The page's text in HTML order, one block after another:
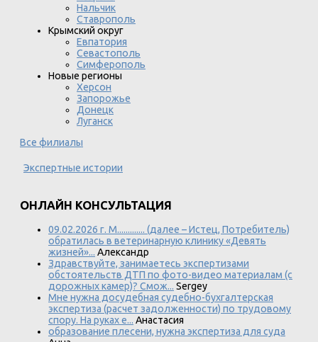
Нальчик
Ставрополь
Крымский округ
Евпатория
Севастополь
Симферополь
Новые регионы
Херсон
Запорожье
Донецк
Луганск
Все филиалы
Экспертные истории
ОНЛАЙН КОНСУЛЬТАЦИЯ
09.02.2026 г. М............. (далее – Истец, Потребитель)
обратилась в ветеринарную клинику «Девять
жизней»... Александр
Здравствуйте, занимаетесь экспертизами
обстоятельств ДТП по фото-видео материалам (с
дорожных камер)? Смож... Sergey
Мне нужна досудебная судебно-бухгалтерская
экспертиза (расчет задолженности) по трудовому
спору. На руках е... Анастасия
образование плесени, нужна экспертиза для суда